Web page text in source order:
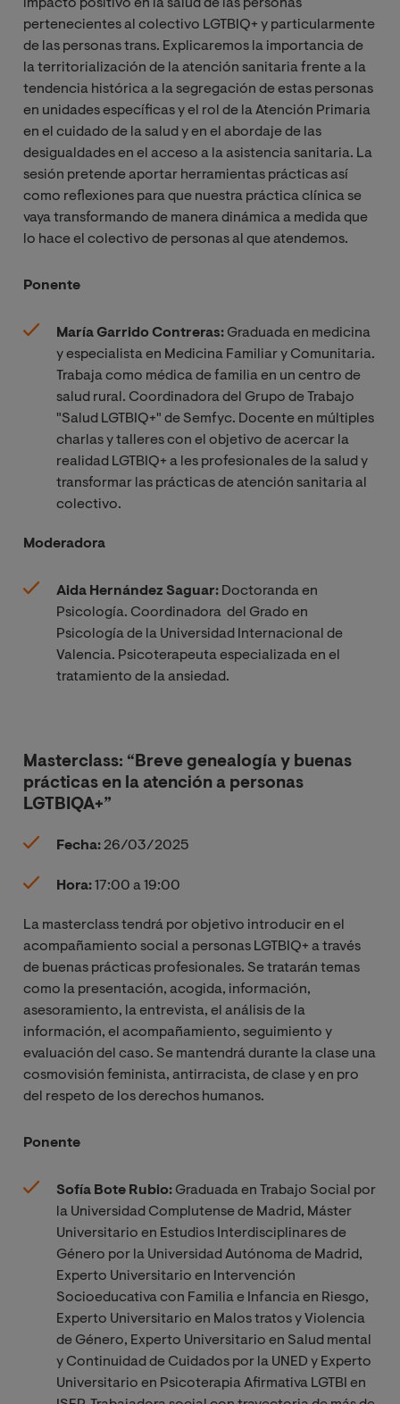
impacto positivo en la salud de las personas
pertenecientes al colectivo LGTBIQ+ y particularmente
de las personas trans. Explicaremos la importancia de
la territorialización de la atención sanitaria frente a la
tendencia histórica a la segregación de estas personas
en unidades específicas y el rol de la Atención Primaria
en el cuidado de la salud y en el abordaje de las
desigualdades en el acceso a la asistencia sanitaria. La
sesión pretende aportar herramientas prácticas así
como reflexiones para que nuestra práctica clínica se
vaya transformando de manera dinámica a medida que
lo hace el colectivo de personas al que atendemos.
Ponente
María Garrido Contreras: Graduada en medicina
y especialista en Medicina Familiar y Comunitaria.
Trabaja como médica de familia en un centro de
salud rural. Coordinadora del Grupo de Trabajo
"Salud LGTBIQ+" de Semfyc. Docente en múltiples
charlas y talleres con el objetivo de acercar la
realidad LGTBIQ+ a les profesionales de la salud y
transformar las prácticas de atención sanitaria al
colectivo.
Moderadora
Aida Hernández Saguar: Doctoranda en
Psicología. Coordinadora del Grado en
Psicología de la Universidad Internacional de
Valencia. Psicoterapeuta especializada en el
tratamiento de la ansiedad.
Masterclass: “Breve genealogía y buenas
prácticas en la atención a personas
LGTBIQA+”
Fecha:26/03/2025
Hora:17:00 a 19:00
La masterclass tendrá por objetivo introducir en el
acompañamiento social a personas LGTBIQ+ a través
de buenas prácticas profesionales. Se tratarán temas
como la presentación, acogida, información,
asesoramiento, la entrevista, el análisis de la
información, el acompañamiento, seguimiento y
evaluación del caso. Se mantendrá durante la clase una
cosmovisión feminista, antirracista, de clase y en pro
del respeto de los derechos humanos.
Ponente
Sofía Bote Rubio: Graduada en Trabajo Social por
la Universidad Complutense de Madrid, Máster
Universitario en Estudios Interdisciplinares de
Género por la Universidad Autónoma de Madrid,
Experto Universitario en Intervención
Socioeducativa con Familia e Infancia en Riesgo,
Experto Universitario en Malos tratos y Violencia
de Género, Experto Universitario en Salud mental
y Continuidad de Cuidados por la UNED y Experto
Universitario en Psicoterapia Afirmativa LGTBI en